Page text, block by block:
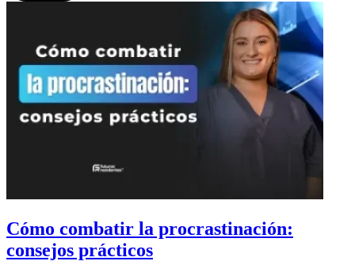
Cómo combatir la procrastinación:
consejos prácticos